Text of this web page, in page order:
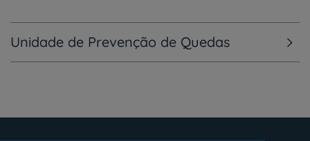
Unidade de Prevenção de Quedas